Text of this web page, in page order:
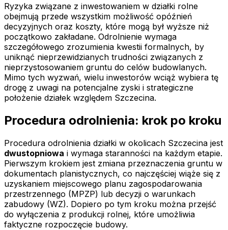
Ryzyka związane z inwestowaniem w działki rolne
obejmują przede wszystkim możliwość opóźnień
decyzyjnych oraz koszty, które mogą był wyższe niż
początkowo zakładane. Odrolnienie wymaga
szczegółowego zrozumienia kwestii formalnych, by
uniknąć nieprzewidzianych trudności związanych z
nieprzystosowaniem gruntu do celów budowlanych.
Mimo tych wyzwań, wielu inwestorów wciąż wybiera tę
drogę z uwagi na potencjalne zyski i strategiczne
położenie działek względem Szczecina.
Procedura odrolnienia: krok po kroku
Procedura odrolnienia działki w okolicach Szczecina jest
dwustopniowa i wymaga staranności na każdym etapie.
Pierwszym krokiem jest zmiana przeznaczenia gruntu w
dokumentach planistycznych, co najczęściej wiąże się z
uzyskaniem miejscowego planu zagospodarowania
przestrzennego (MPZP) lub decyzji o warunkach
zabudowy (WZ). Dopiero po tym kroku można przejść
do wyłączenia z produkcji rolnej, które umożliwia
faktyczne rozpoczęcie budowy.